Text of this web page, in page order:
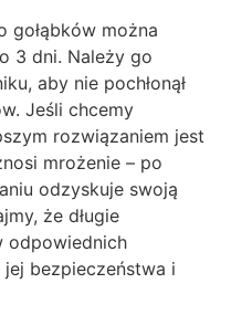
gołąbków można
3 dni. Należy go
aby nie pochłonął
Jeśli chcemy
rozwiązaniem jest
mrożenie – po
odzyskuje swoją
że długie
odpowiednich
bezpieczeństwa i